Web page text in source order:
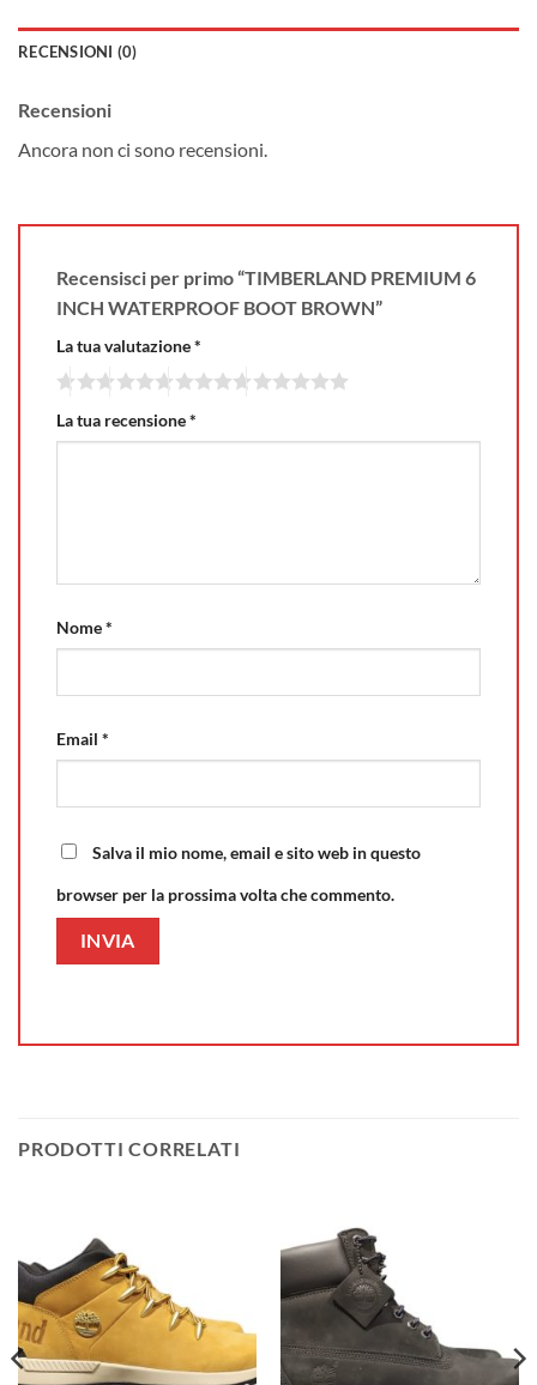
RECENSIONI (0)
Recensioni
Ancora non ci sono recensioni.
Recensisci per primo “TIMBERLAND PREMIUM 6
INCH WATERPROOF BOOT BROWN”
La tua valutazione*
La tua recensione*
Nome*
Email *
Salva il mio nome, email e sito web in questo
browser per la prossima volta che commento.
PRODOTTI CORRELATI